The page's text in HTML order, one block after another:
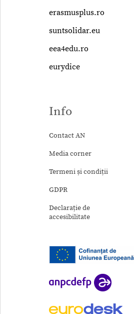
erasmusplus.ro
suntsolidar.eu
eea4edu.ro
eurydice
Info
Contact AN
Media corner
Termeni și condiții
GDPR
Declarație de
accesibilitate